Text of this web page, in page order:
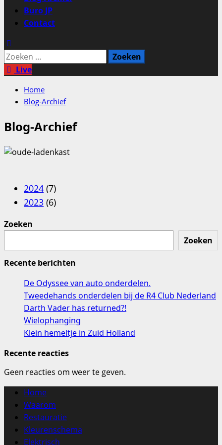
Buro JP
Contact
Zoeken
naar:Live
Home
Blog-Archief
Blog-Archief
2024 (7)
2023 (6)
Zoeken
Zoeken
Recente berichten
De Odyssee van auto onderdelen.
Tweedehands onderdelen bij de R4 Club Nederland
Darth Vader has returned?!
Wielophanging
Klein hemeltje in Zuid Holland
Recente reacties
Geen reacties om weer te geven.
Home
Waarom
Restauratie
Kleurenschema
Elektrisch